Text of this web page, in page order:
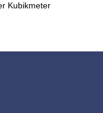
Kubikmeter